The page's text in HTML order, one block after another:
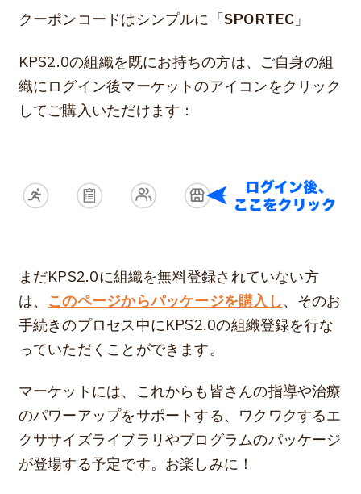
クーポンコードはシンプルに「SPORTEC」
KPS2.0の組織を既にお持ちの方は、ご自身の組
織にログイン後マーケットのアイコンをクリック
してご購入いただけます：
まだKPS2.0に組織を無料登録されていない方
は、このページからパッケージを購入し、そのお
手続きのプロセス中にKPS2.0の組織登録を行な
っていただくことができます。
マーケットには、これからも皆さんの指導や治療
のパワーアップをサポートする、ワクワクするエ
クササイズライブラリやプログラムのパッケージ
が登場する予定です。お楽しみに！